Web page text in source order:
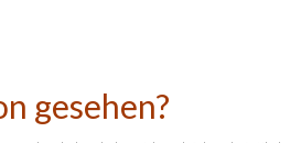
gesehen?